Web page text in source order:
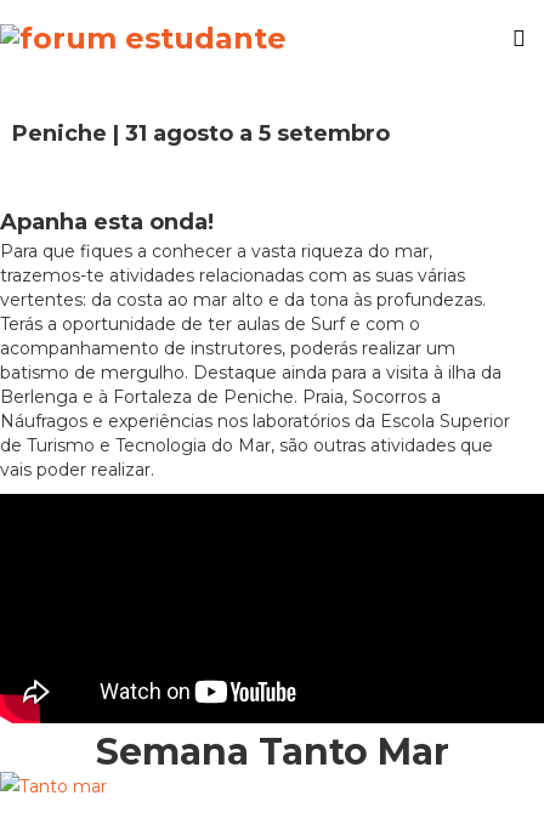
Peniche | 31 agosto a 5 setembro
Apanha esta onda!
Para que fiques a conhecer a vasta riqueza do mar,
trazemos-te atividades relacionadas com as suas várias
vertentes: da costa ao mar alto e da tona às profundezas.
Terás a oportunidade de ter aulas de Surf e com o
acompanhamento de instrutores, poderás realizar um
batismo de mergulho. Destaque ainda para a visita à ilha da
Berlenga e à Fortaleza de Peniche. Praia, Socorros a
Náufragos e experiências nos laboratórios da Escola Superior
de Turismo e Tecnologia do Mar, são outras atividades que
vais poder realizar.
Semana Tanto Mar